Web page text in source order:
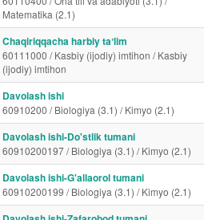
Matematika (2.1)
Chaqiriqqacha harbiy taʼlim
60111000 / Kasbiy (ijodiy) imtihon / Kasbiy
(ijodiy) imtihon
Davolash ishi
60910200 / Biologiya (3.1) / Kimyo (2.1)
Davolash ishi-Do'stlik tumani
60910200197 / Biologiya (3.1) / Kimyo (2.1)
Davolash ishi-G'allaorol tumani
60910200199 / Biologiya (3.1) / Kimyo (2.1)